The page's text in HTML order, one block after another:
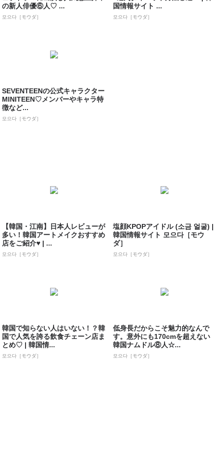
の新人俳優⑥人♡ ...
모으다［モウダ］
国情報サイト ...
모으다［モウダ］
SEVENTEENの公式キャラクター
MINITEEN♡メンバーやキャラ特
徴など...
모으다［モウダ］
【韓国・江南】日本人レビューが
多い！韓国アートメイクおすすめ
店をご紹介♥ | ...
모으다［モウダ］
塩顔KPOPアイドル (소금 얼굴) |
韓国情報サイト 모으다［モウ
ダ］
모으다［モウダ］
韓国で知らない人はいない！？韓
国で人気を誇る飲食チェーン店ま
とめ♡ | 韓国情...
모으다［モウダ］
低身長だからこそ魅力的なんで
す。意外にも170cmを超えない
韓国ナムドル⑧人☆...
모으다［モウダ］